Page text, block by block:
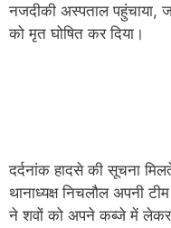
नजदीकी अस्पताल पहुंचाया,
को मृत घोषित कर दिया।
दर्दनांक हादसे की सूचना
थानाध्यक्ष निचलौल अपनी
ने शवों को अपने कब्जे में लेकर